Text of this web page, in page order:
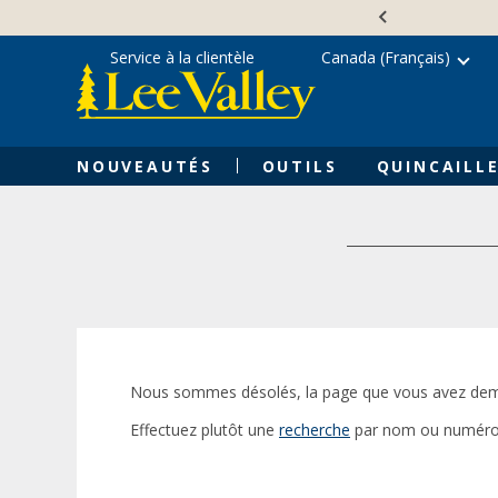
content
NOUVEAUTÉS OUTILS
Service à la clientèle Canada (Français)
Nous sommes désolés, la page que vous avez
Effectuez plutôt une recherche par nom ou